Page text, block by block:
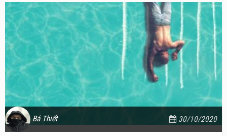
Bá Thiết 30/10/2020